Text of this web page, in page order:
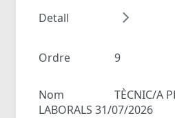
Detall
Ordre 9
Nom
TÈCNIC/A
LABORALS 31/07/2026